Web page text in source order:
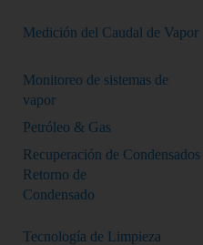
Medición del Caudal de Vapor
Monitoreo de sistemas de
vapor
Petróleo & Gas
Recuperación de Condensados
Retorno de
Condensado
Tecnología de Limpieza